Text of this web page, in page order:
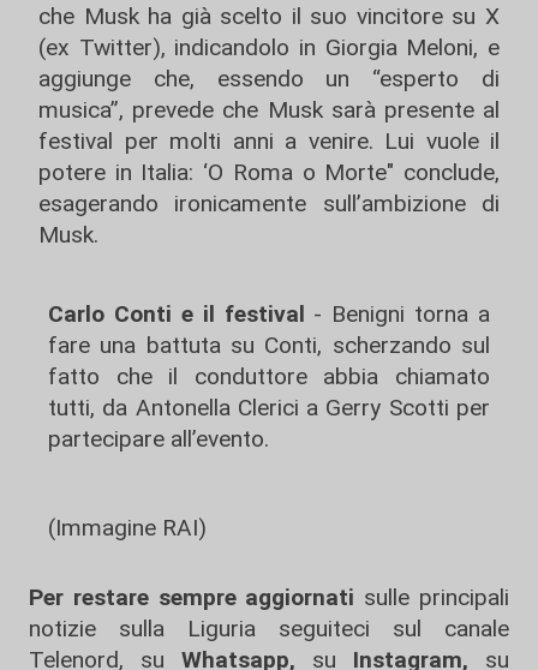
che Musk ha già scelto il suo vincitore su X
(ex Twitter), indicandolo in Giorgia Meloni, e
aggiunge che, essendo un “esperto di
musica”, prevede che Musk sarà presente al
festival per molti anni a venire. Lui vuole il
potere in Italia: ‘O Roma o Morte" conclude,
esagerando ironicamente sull’ambizione di
Musk.
Carlo Conti e il festival - Benigni torna a
fare una battuta su Conti, scherzando sul
fatto che il conduttore abbia chiamato
tutti, da Antonella Clerici a Gerry Scotti per
partecipare all’evento.
(Immagine RAI)
Per restare sempre aggiornati sulle principali
notizie sulla Liguria seguiteci sul canale
Telenord, su
Whatsapp, su Instagram, su